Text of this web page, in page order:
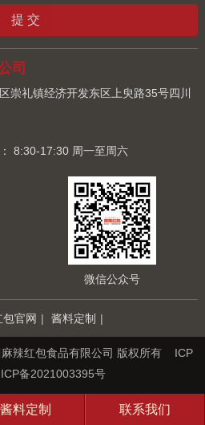
司
崇礼镇经济开发东区上臾路35号四川
8:30-17:30 周一至周六
微信公众号
包官网 | 酱料定制 |
辣红包食品有限公司 版权所有 ICP
备2021003395号
酱料定制 联系我们